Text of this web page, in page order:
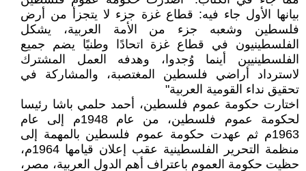
بيانها الأول جاء فيه: قطاع غزة جزء لا يتجزأ من أرض
فلسطين وشعبه جزء من الأمة العربية، يشكل
الفلسطينيون في قطاع غزة اتحادًا وطنيًا يضم جميع
الفلسطينيين أينما وُجدوا، وهدفه العمل المشترك
لاسترداد أراضي فلسطين المغتصبة، والمشاركة في
تحقيق نداء القومية العربية"
اختارت حكومة عموم فلسطين، أحمد حلمي باشا رئيسا
لحكومة عموم فلسطين، من عام 1948م إلى عام
1963م ثم عهدت حكومة عموم فلسطين بالمهمة إلى
منظمة التحرير الفلسطينية عقب إعلان قيامها 1964م،
حظيت حكومة العموم باعتراف أهم الدول العربية، مصر،